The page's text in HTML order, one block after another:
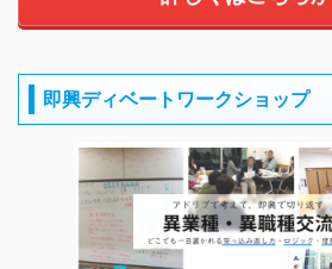
即興ディベートワークショップ